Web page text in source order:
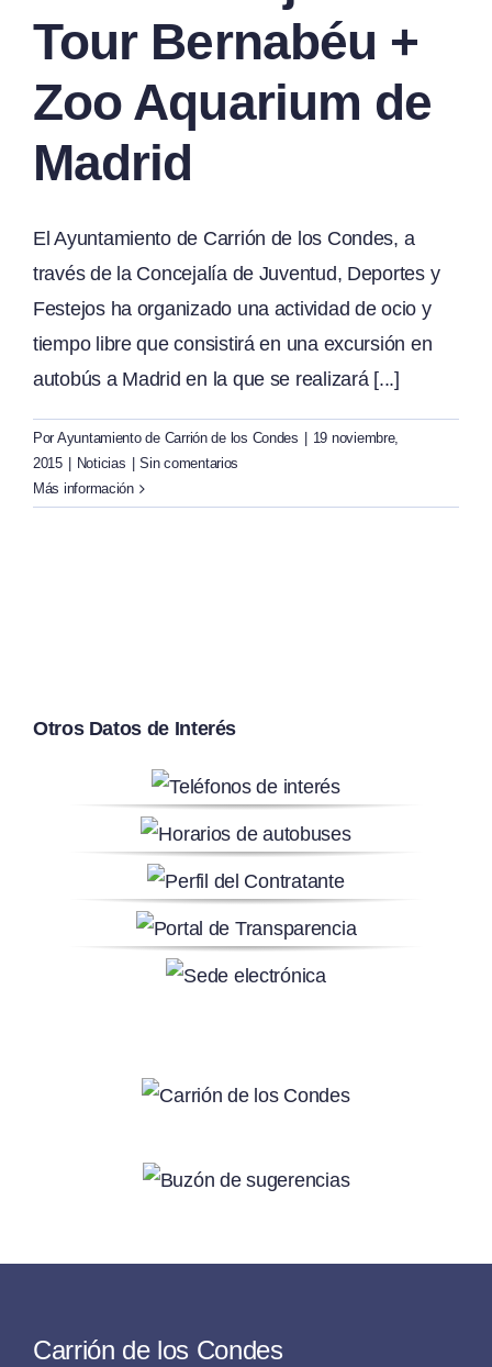
Tour Bernabéu +
Zoo Aquarium de
Madrid
El Ayuntamiento de Carrión de los Condes, a
través de la Concejalía de Juventud, Deportes y
Festejos ha organizado una actividad de ocio y
tiempo libre que consistirá en una excursión en
autobús a Madrid en la que se realizará [...]
Por Ayuntamiento de Carrión de los Condes
19 noviembre,
2015
Noticias
Sin comentarios
Más información
Otros Datos de Interés
Carrión de los Condes